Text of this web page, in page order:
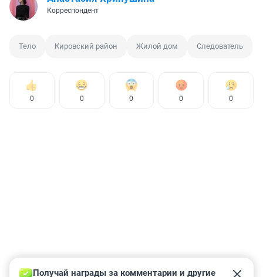
Корреспондент
Тело Кировский район Жилой дом Следователь
0 0 0 0 0
Получай награды за комментарии и другие